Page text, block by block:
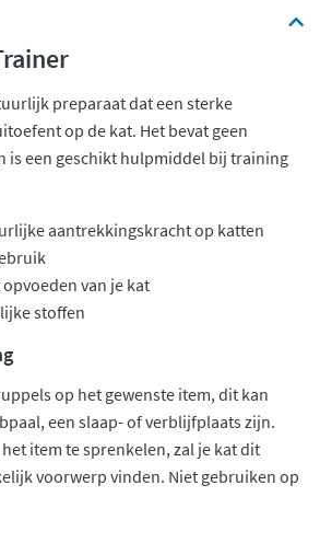
preparaat dat een sterke
op de kat. Het bevat geen
is een geschikt hulpmiddel bij training
aantrekkingskracht op katten
van je kat
stoffen
op het gewenste item, dit kan
een slaap- of verblijfplaats zijn.
item te sprenkelen, zal je kat dit
voorwerp vinden. Niet gebruiken op